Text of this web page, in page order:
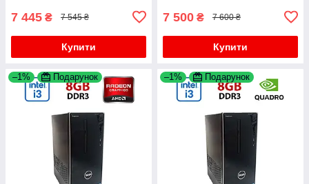
7 445 ₴ 7 545 ₴
Купити
7 500 ₴ 7 600 ₴
Купити
–1% Подарунок –1% Подарунок